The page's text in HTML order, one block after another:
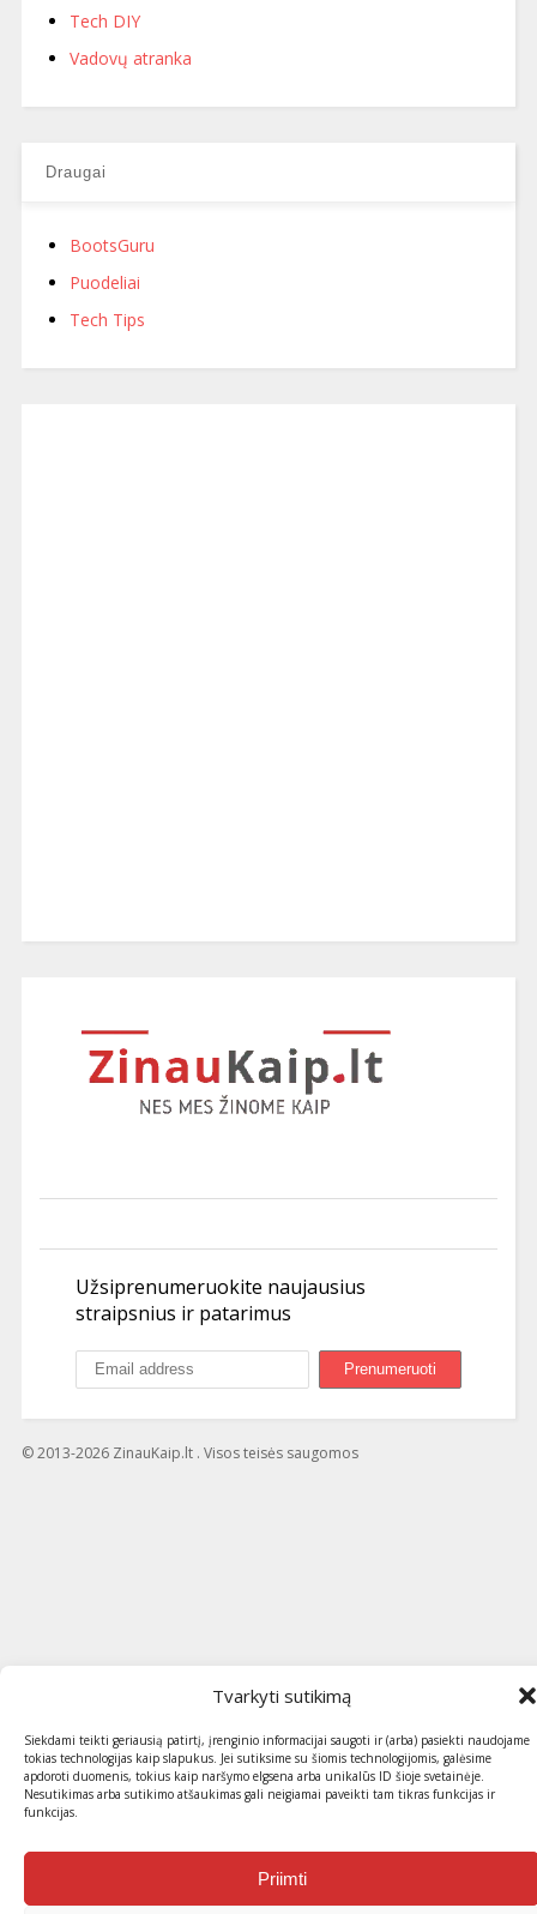
Tvarkyti sutikimą
Siekdami teikti geriausią patirtį, įrenginio informacijai saugoti ir (arba) pasiekti naudojame
tokias technologijas kaip slapukus. Jei sutiksime su šiomis technologijomis, galėsime
apdoroti duomenis, tokius kaip naršymo elgsena arba unikalūs ID šioje svetainėje.
Nesutikimas arba sutikimo atšaukimas gali neigiamai paveikti tam tikras funkcijas ir
funkcijas.
Priimti
Tech DIY
Vadovų atranka
Draugai
BootsGuru
Puodeliai
Tech Tips
Užsiprenumeruokite naujausius
straipsnius ir patarimus
© 2013-2026 ZinauKaip.lt . Visos teisės saugomos